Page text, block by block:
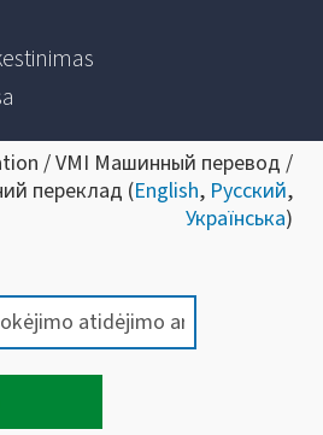
/ VMI Машинный перевод /
переклад (English, Русский,
Українська)